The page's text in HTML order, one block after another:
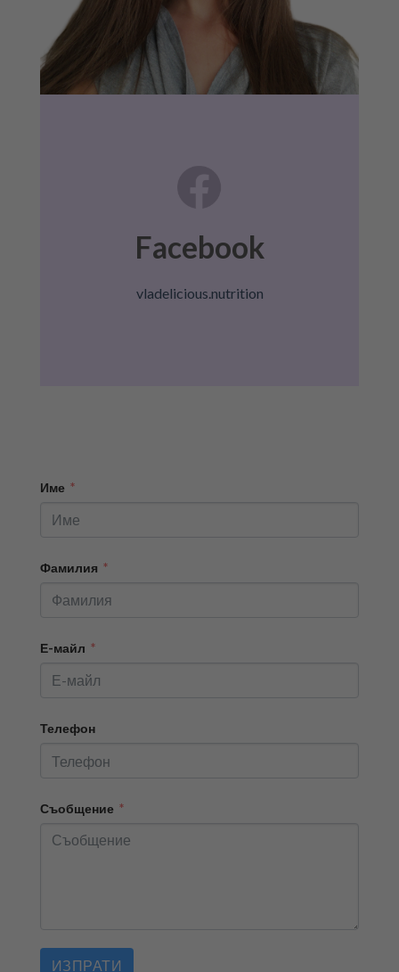
Facebook
vladelicious.nutrition
Име
Фамилия
Е-майл
Телефон
Съобщение
ИЗПРАТИ